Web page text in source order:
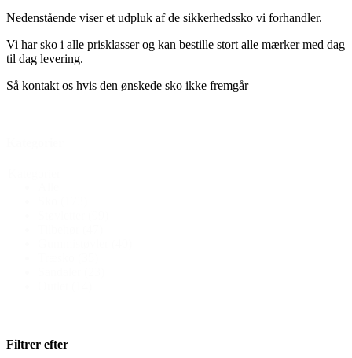
Nedenstående viser et udpluk af de sikkerhedssko vi forhandler.
Vi har sko i alle prisklasser og kan bestille stort alle mærker med dag
til dag levering.
Så kontakt os hvis den ønskede sko ikke fremgår
Filtrer efter